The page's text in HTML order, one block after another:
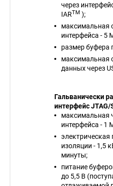
через
IARTM );
максимальная
интерфейса - 5
размер буфера
максимальная
данных через
Гальванически
интерфейс JTAG/
максимальная
интерфейса - 1
электрическая
изоляции - 1,5
минуты;
питание
до 5,5 В